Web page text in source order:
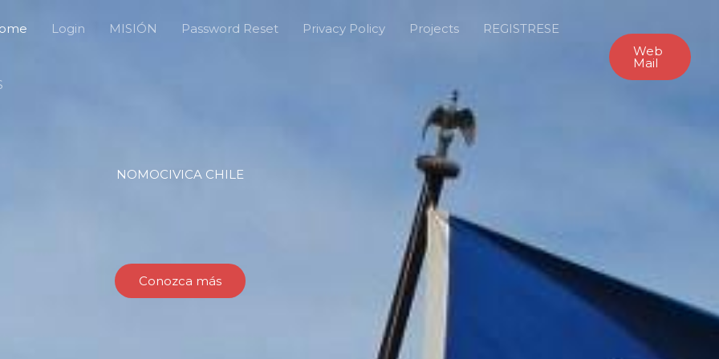
Login MISIÓN Password Reset Privacy Policy Projects REGISTRESE
Web
Mail
NOMOCIVICA CHILE
Conozca más